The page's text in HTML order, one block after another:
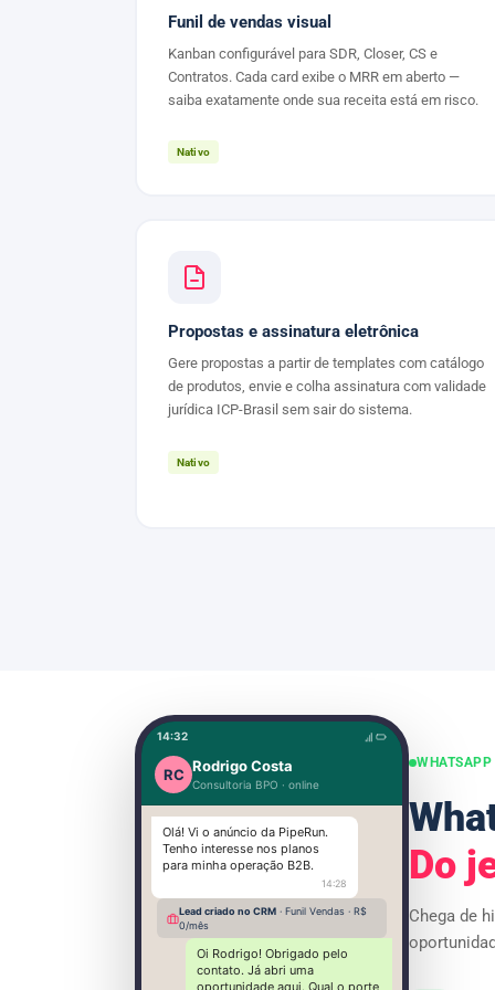
Funil de vendas visual
Kanban configurável para SDR, Closer, CS e
Contratos. Cada card exibe o MRR em aberto —
saiba exatamente onde sua receita está em risco.
Nativo
Propostas e assinatura eletrônica
Gere propostas a partir de templates com catálogo
de produtos, envie e colha assinatura com validade
jurídica ICP-Brasil sem sair do sistema.
Nativo
14:32
RC Rodrigo Costa
Consultoria BPO · online
Olá! Vi o anúncio da PipeRun.
Tenho interesse nos planos
para minha operação B2B.
14:28
Lead criado no CRM · Funil Vendas · R$
0/mês
Oi Rodrigo! Obrigado pelo
contato. Já abri uma
oportunidade aqui. Qual o porte
Do
Chega de